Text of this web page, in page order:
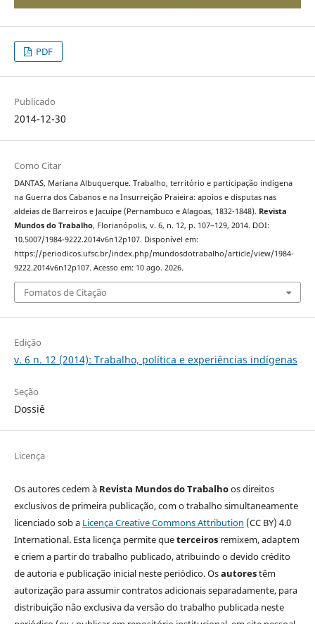
PDF
Publicado
2014-12-30
Como Citar
DANTAS, Mariana Albuquerque. Trabalho, território e participação indígena
na Guerra dos Cabanos e na Insurreição Praieira: apoios e disputas nas
aldeias de Barreiros e Jacuípe (Pernambuco e Alagoas, 1832-1848). Revista
Mundos do Trabalho, Florianópolis, v. 6, n. 12, p. 107–129, 2014. DOI:
10.5007/1984-9222.2014v6n12p107. Disponível em:
https://periodicos.ufsc.br/index.php/mundosdotrabalho/article/view/1984-
9222.2014v6n12p107. Acesso em: 10 ago. 2026.
Fomatos de Citação
Edição
v. 6 n. 12 (2014): Trabalho, política e experiências indígenas
Seção
Dossiê
Licença
Os autores cedem à Revista Mundos do Trabalhoos direitos
exclusivos de primeira publicação, com o trabalho simultaneamente
licenciado sob a Licença Creative Commons Attribution (CC BY) 4.0
International. Esta licença permite queterceirosremixem, adaptem
e criem a partir do trabalho publicado, atribuindo o devido crédito
de autoria e publicação inicial neste periódico. Osautorestêm
autorização para assumir contratos adicionais separadamente, para
distribuição não exclusiva da versão do trabalho publicada neste